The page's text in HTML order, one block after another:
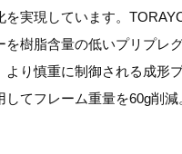
を実現しています。
を樹脂含量の低いプリプレ
より慎重に制御される成形
てフレーム重量を60g削減